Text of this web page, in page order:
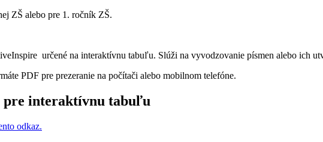
ZŠ alebo pre 1. ročník ZŠ.
určené na interaktívnu tabuľu. Slúži na vyvodzovanie písmen alebo ich
PDF pre prezeranie na počítači alebo mobilnom telefóne.
pre interaktívnu tabuľu
odkaz.